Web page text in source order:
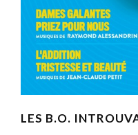
LES B.O.